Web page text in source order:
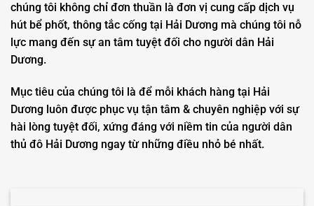
chúng tôi không chỉ đơn thuần là đơn vị cung cấp dịch vụ
hút bể phốt, thông tắc cống tại Hải Dương mà chúng tôi nỗ
lực mang đến sự an tâm tuyệt đối cho người dân Hải
Dương.
Mục tiêu của chúng tôi là để mỗi khách hàng tại Hải
Dương luôn được phục vụ tận tâm & chuyên nghiệp với sự
hài lòng tuyệt đối, xứng đáng với niềm tin của người dân
thủ đô Hải Dương ngay từ những điều nhỏ bé nhất.